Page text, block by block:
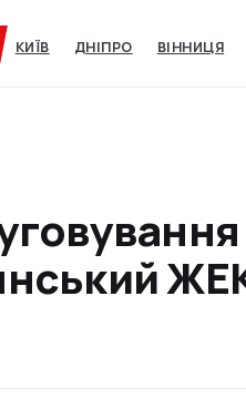
КИЇВ ДНІПРО ВІННИЦЯ